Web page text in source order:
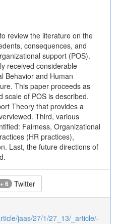
review the literature on the
consequences, and
support (POS).
received considerable
Behavior and Human
This paper proceeds as
scale of POS is described.
Theory that provides a
Third, various
Fairness, Organizational
(HR practices),
Last, the future directions of
6 Twitter
jaas/27/1/27_13/_article/-